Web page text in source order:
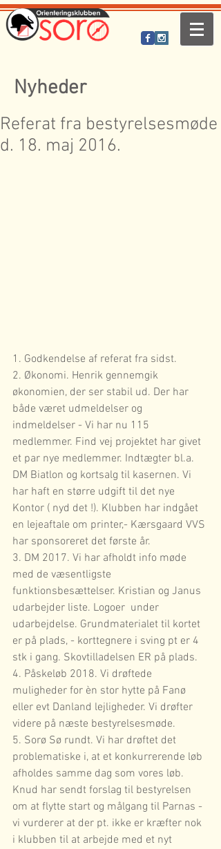
Nyheder
Referat fra bestyrelsesmøde
d. 18. maj 2016.
1. Godkendelse af referat fra sidst.
2. Økonomi. Henrik gennemgik
økonomien, der ser stabil ud. Der har
både været udmeldelser og
indmeldelser - Vi har nu 115
medlemmer. Find vej projektet har givet
et par nye medlemmer. Indtægter bl.a.
DM Biatlon og kortsalg til kasernen. Vi
har haft en større udgift til det nye
Kontor ( nyd det !). Klubben har indgået
en lejeaftale om printer,- Kærsgaard VVS
har sponsoreret det første år.
3. DM 2017. Vi har afholdt info møde
med de væsentligste
funktionsbesættelser. Kristian og Janus
udarbejder liste. Logoer  under
udarbejdelse. Grundmaterialet til kortet
er på plads, - korttegnere i sving pt er 4
stk i gang. Skovtilladelsen ER på plads.
4. Påskeløb 2018. Vi drøftede
muligheder for èn stor hytte på Fanø
eller evt Danland lejligheder. Vi drøfter
videre på næste bestyrelsesmøde.
5. Sorø Sø rundt. Vi har drøftet det
problematiske i, at et konkurrerende løb
afholdes samme dag som vores løb.
Knud har sendt forslag til bestyrelsen
om at flytte start og målgang til Parnas -
vi vurderer at der pt. ikke er kræfter nok
i klubben til at arbejde med et nyt